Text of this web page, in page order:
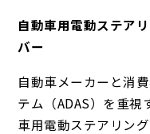
自動車用電動ステア
バー
自動車メーカーと消
テム（ADAS）を重
車用電動ステアリン